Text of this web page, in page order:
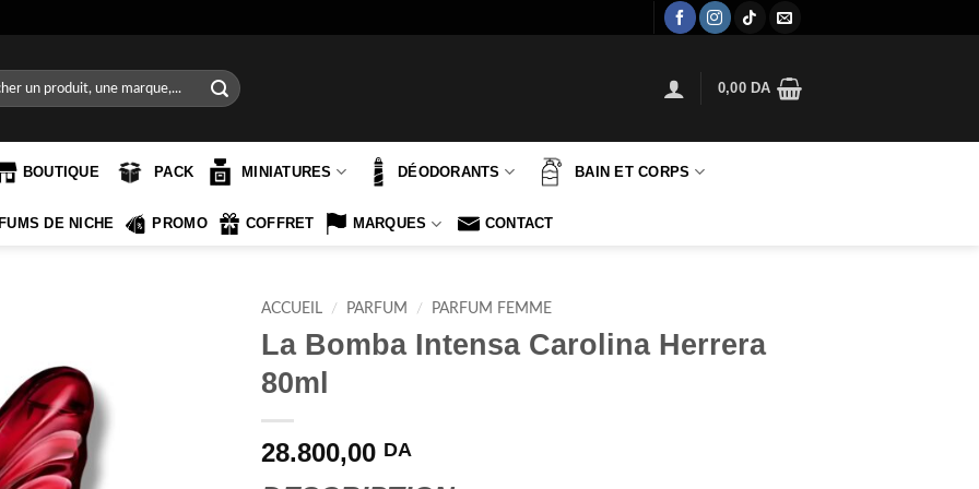
0,00 DA
BOUTIQUE PACK MINIATURES DÉODORANTS BAIN ET CORPS
DE NICHE PROMO COFFRET MARQUES CONTACT
ACCUEIL / PARFUM / PARFUM FEMME
La Bomba Intensa Carolina Herrera
80ml
28.800,00 DA